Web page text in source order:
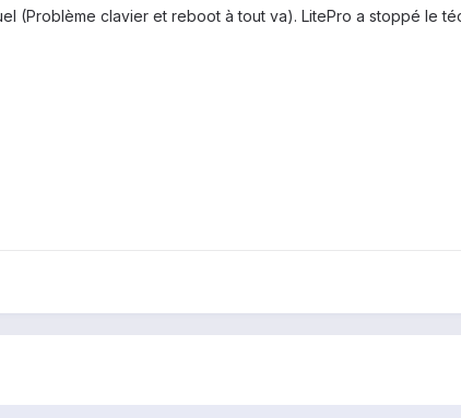
(Problème clavier et reboot à tout va). LitePro a stoppé le